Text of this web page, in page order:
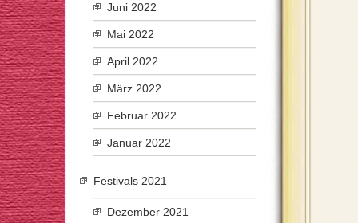
Juni 2022
Mai 2022
April 2022
März 2022
Februar 2022
Januar 2022
Festivals 2021
Dezember 2021